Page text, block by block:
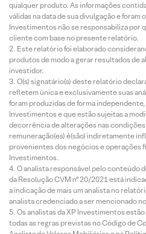
qualquer produto. As informações
válidas na data de sua divulgação e
Investimentos não se responsabiliza por
cliente com base no presente relatório.
Este relatório foi elaborado
produtos de modo a gerar resultados de
investidor.
O(s) signatário(s) deste relatório
refletem única e exclusivamente suas
foram produzidas de forma
Investimentos e que estão sujeitas a
decorrência de alterações nas condições
remuneração(es) é(são) indiretamente
provenientes dos negócios e operações
Investimentos.
O analista responsável pelo conteúdo
da Resolução CVM nº 20/2021 está
a indicação de mais um analista no
analista credenciado a ser mencionado
Os analistas da XP Investimentos
todas as regras previstas no Código de